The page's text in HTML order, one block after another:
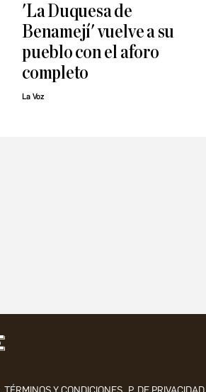
'La Duquesa de
Benamejí' vuelve a su
pueblo con el aforo
completo
La Voz